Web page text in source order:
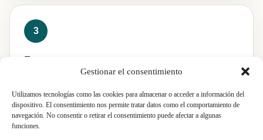
Gestionar el consentimiento
Utilizamos tecnologías como las cookies para almacenar o acceder a información del
dispositivo. El consentimiento nos permite tratar datos como el comportamiento de
navegación. No consentir o retirar el consentimiento puede afectar a algunas
funciones.
Preparamos propuesta
ejecución para que el presupuesto sea comprensible y
permita comparar decisiones.